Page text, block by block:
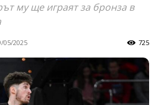
му ще играят за бронза в
05/2025 725